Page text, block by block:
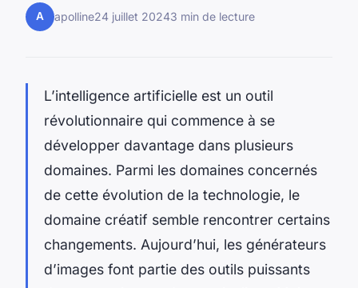
A apolline24 juillet 20243 min de lecture
L’intelligence artificielle est un outil
révolutionnaire qui commence à se
développer davantage dans plusieurs
domaines. Parmi les domaines concernés
de cette évolution de la technologie, le
domaine créatif semble rencontrer certains
changements. Aujourd’hui, les générateurs
d’images font partie des outils puissants